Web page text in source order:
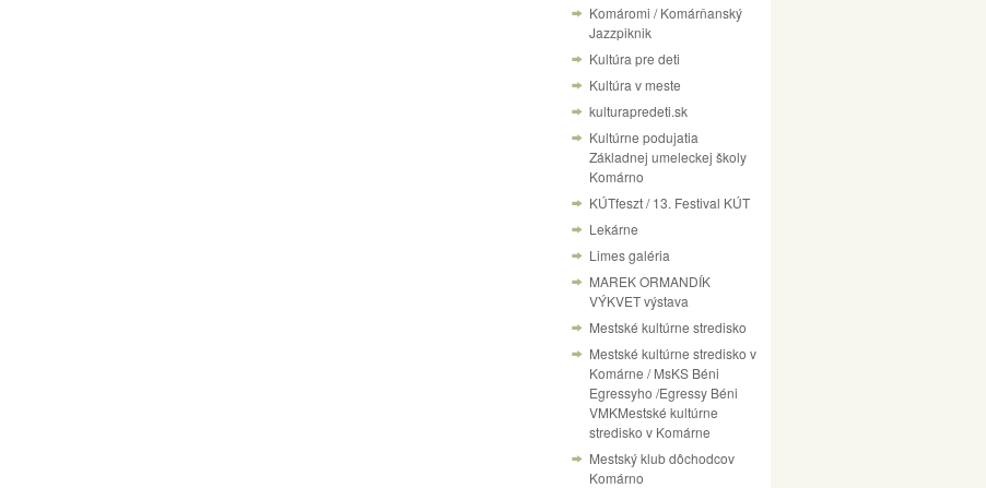
Komáromi / Komárňanský
Jazzpiknik
Kultúra pre deti
Kultúra v meste
kulturapredeti.sk
Kultúrne podujatia
Základnej umeleckej školy
Komárno
KÚTfeszt / 13. Festival KÚT
Lekárne
Limes galéria
MAREK ORMANDÍK
VÝKVET výstava
Mestské kultúrne stredisko
Mestské kultúrne stredisko v
Komárne / MsKS Béni
Egressyho /Egressy Béni
VMKMestské kultúrne
stredisko v Komárne
Mestský klub dôchodcov
Komárno